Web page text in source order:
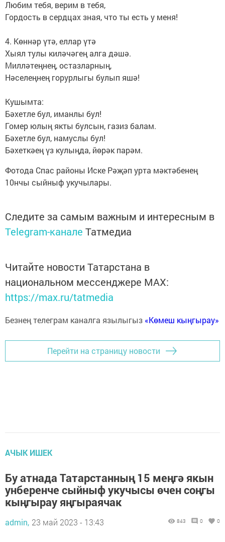
Любим тебя, верим в тебя,
Гордость в сердцах зная, что ты есть у меня!
4. Көннәр үтә, еллар үтә
Хыял тулы киләчәгең алга дәшә.
Милләтеңнең, остазларның,
Нәселеңнең горурлыгы булып яшә!
Кушымта:
Бәхетле бул, иманлы бул!
Гомер юлың якты булсын, газиз балам.
Бәхетле бул, намуслы бул!
Бәхеткәең үз кулыңда, йөрәк парәм.
Фотода Спас районы Иске Рәҗәп урта мәктәбенең
10нчы сыйныф укучылары.
Следите за самым важным и интересным в
Telegram-канале Татмедиа
Читайте новости Татарстана в
национальном мессенджере MАХ:
https://max.ru/tatmedia
Безнең телеграм каналга язылыгыз «Көмеш кыңгырау»
Перейти на страницу новости
АЧЫК ИШЕК
Бу атнада Татарстанның 15 меңгә якын
унберенче сыйныф укучысы өчен соңгы
кыңгырау яңгыраячак
admin, 23 май 2023 - 13:43 843 0 0